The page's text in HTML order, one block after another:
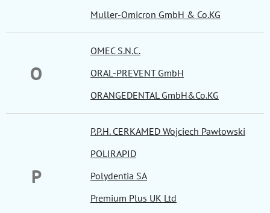
Muller-Omicron GmbH & Co.KG
O
OMEC S.N.C.
ORAL-PREVENT GmbH
ORANGEDENTAL GmbH&Co.KG
P
P.P.H. CERKAMED Wojciech Pawłowski
POLIRAPID
Polydentia SA
Premium Plus UK Ltd